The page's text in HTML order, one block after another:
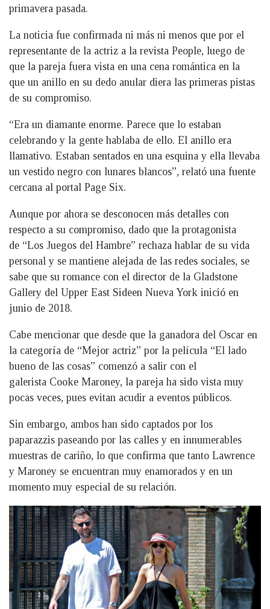
primavera pasada.
La noticia fue confirmada ni más ni menos que por el
representante de la actriz a la revista People, luego de
que la pareja fuera vista en una cena romántica en la
que un anillo en su dedo anular diera las primeras pistas
de su compromiso.
“Era un diamante enorme. Parece que lo estaban
celebrando y la gente hablaba de ello. El anillo era
llamativo. Estaban sentados en una esquina y ella llevaba
un vestido negro con lunares blancos”, relató una fuente
cercana al portal Page Six.
Aunque por ahora se desconocen más detalles con
respecto a su compromiso, dado que la protagonista
de “Los Juegos del Hambre” rechaza hablar de su vida
personal y se mantiene alejada de las redes sociales, se
sabe que su romance con el director de la Gladstone
Gallery del Upper East Sideen Nueva York inició en
junio de 2018.
Cabe mencionar que desde que la ganadora del Oscar en
la categoría de “Mejor actriz” por la película “El lado
bueno de las cosas” comenzó a salir con el
galerista Cooke Maroney, la pareja ha sido vista muy
pocas veces, pues evitan acudir a eventos públicos.
Sin embargo, ambos han sido captados por los
paparazzis paseando por las calles y en innumerables
muestras de cariño, lo que confirma que tanto Lawrence
y Maroney se encuentran muy enamorados y en un
momento muy especial de su relación.